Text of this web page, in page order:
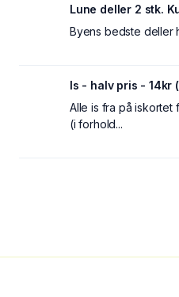
Lune deller 2 stk.
Byens bedste deller
Is - halv pris - 14kr
Alle is fra på iskortet
(i forhold...